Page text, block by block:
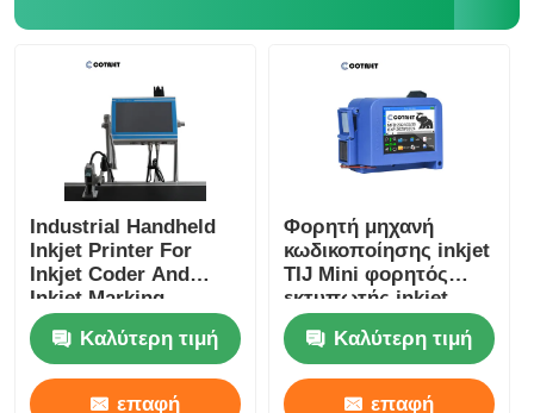
Industrial Handheld
Inkjet Printer For
Inkjet Coder And
Inkjet Marking
Καλύτερη τιμή
επαφή
Φορητή μηχανή
κωδικοποίησης inkjet
TIJ Mini φορητός
εκτυπωτής inkjet
Καλύτερη τιμή
επαφή